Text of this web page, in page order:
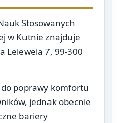
Stosowanych
w Kutnie znajduje
Lelewela 7, 99-300
poprawy komfortu
jednak obecnie
bariery